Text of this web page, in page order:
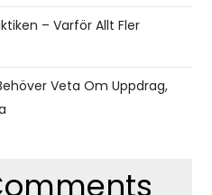
– Varför Allt Fler
Veta Om Uppdrag,